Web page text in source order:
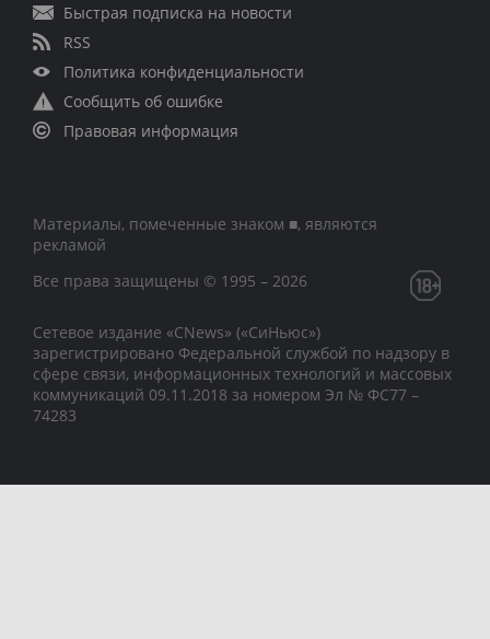
Быстрая подписка на новости
RSS
Политика конфиденциальности
Сообщить об ошибке
Правовая информация
Материалы, помеченные знаком ■, являются
рекламой
Все права защищены © 1995 – 2026
Сетевое издание «CNews» («СиНьюс»)
зарегистрировано Федеральной службой по надзору в
сфере связи, информационных технологий и массовых
коммуникаций 09.11.2018 за номером Эл № ФС77 –
74283